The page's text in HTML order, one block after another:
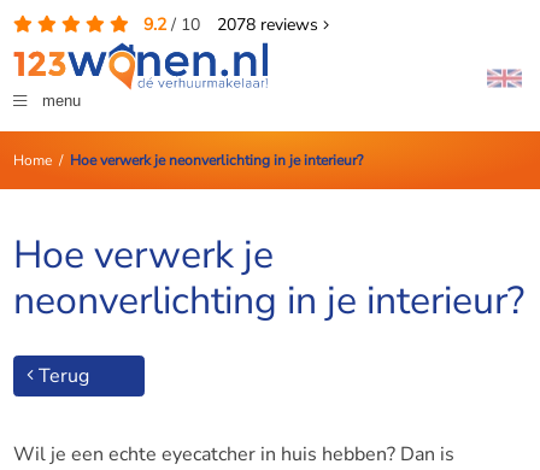
9.2/ 10 2078reviews
menu
Home/ Hoe verwerk je neonverlichting in je interieur?
Hoe verwerk je
neonverlichting in je interieur?
Terug
Wil je een echte eyecatcher in huis hebben? Dan is